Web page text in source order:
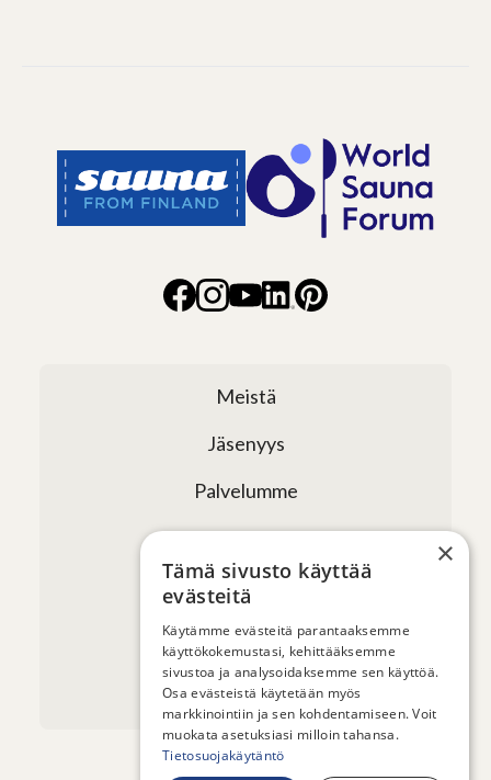
Meistä
Jäsenyys
Palvelumme
Verkostomme
Tapahtumat
Uutiset ja artikkelit
Yhteystiedot
×
Tämä sivusto käyttää
evästeitä
Käytämme evästeitä parantaaksemme
käyttökokemustasi, kehittääksemme
sivustoa ja analysoidaksemme sen käyttöä.
Osa evästeistä käytetään myös
markkinointiin ja sen kohdentamiseen. Voit
muokata asetuksiasi milloin tahansa.
Tietosuojakäytäntö